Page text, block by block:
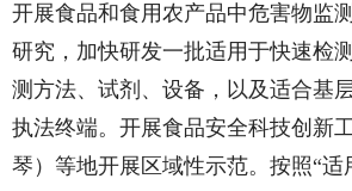
开展食品和食用农产品中危害物监
研究，加快研发一批适用于快速检
测方法、试剂、设备，以及适合基
执法终端。开展食品安全科技创新
琴）等地开展区域性示范。按照“适